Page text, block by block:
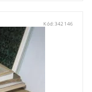
Kód: 342146